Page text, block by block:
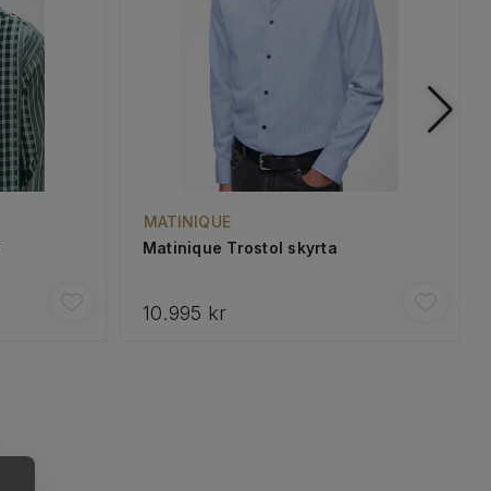
MATINIQUE
Matinique Trostol skyrta
10.995 kr